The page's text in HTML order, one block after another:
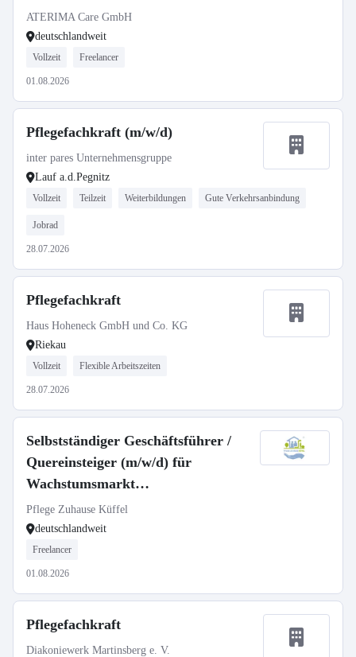
ATERIMA Care GmbH
deutschlandweit
Vollzeit Freelancer
01.08.2026
Pflegefachkraft (m/w/d)
inter pares Unternehmensgruppe
Lauf a.d.Pegnitz
Vollzeit Teilzeit Weiterbildungen Gute Verkehrsanbindung
Jobrad
28.07.2026
Pflegefachkraft
Haus Hoheneck GmbH und Co. KG
Riekau
Vollzeit Flexible Arbeitszeiten
28.07.2026
Selbstständiger Geschäftsführer /
Quereinsteiger (m/w/d) für
Wachstumsmarkt
Seniorenbetreuung
Pflege Zuhause Küffel
deutschlandweit
Freelancer
01.08.2026
Pflegefachkraft
Diakoniewerk Martinsberg e. V.